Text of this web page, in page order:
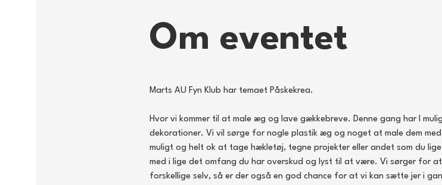
Om eventet
Marts AU Fyn Klub har temaet Påskekrea.
Hvor vi kommer til at male æg og lave gækkebreve. Denne gang har I
dekorationer. Vi vil sørge for nogle plastik æg og noget at male dem
muligt og helt ok at tage hækletøj, tegne projekter eller andet som du
med i lige det omfang du har overskud og lyst til at være. Vi sørger for
forskellige selv, så er der også en god chance for at vi kan sætte jer i